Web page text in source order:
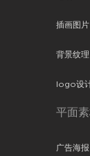
插画图片
背景纹理
logo设
平面
广告海报